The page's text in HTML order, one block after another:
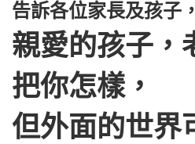
告訴各位家長及孩子，
親愛的孩子，
把你怎樣，
但外面的世界